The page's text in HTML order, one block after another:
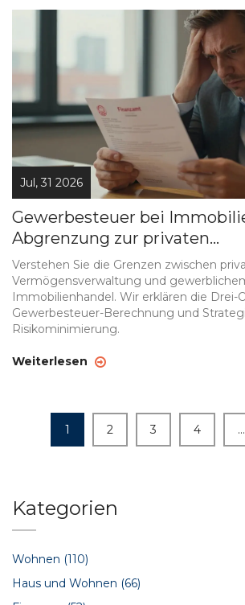
Jul, 31 2026
Gewerbesteuer bei
Abgrenzung zur privaten
Vermögensverwaltung
Verstehen Sie die Grenzen zwischen
Vermögensverwaltung und
Immobilienhandel. Wir erklären die Drei-
Gewerbesteuer-Berechnung und
Risikominimierung.
Weiterlesen
1 2 3 4 …
Kategorien
Wohnen (110)
Haus und Wohnen (66)